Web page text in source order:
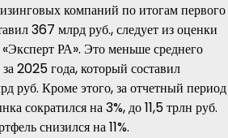
компаний по итогам первого
367 млрд руб., следует из оценки
«Эксперт РА». Это меньше среднего
за 2025 года, который составил
руб. Кроме этого, за отчетный период
сократился на 3%, до 11,5 трлн руб.
снизился на 11%.